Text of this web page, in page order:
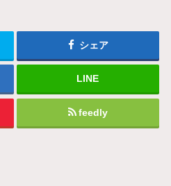
シェア
LINE
feedly